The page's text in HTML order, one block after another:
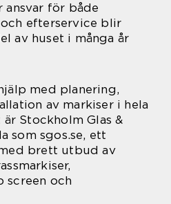
ansvar för både
efterservice blir
av huset i många år
med planering,
av markiser i hela
Stockholm Glas &
som sgos.se, ett
brett utbud av
screen och